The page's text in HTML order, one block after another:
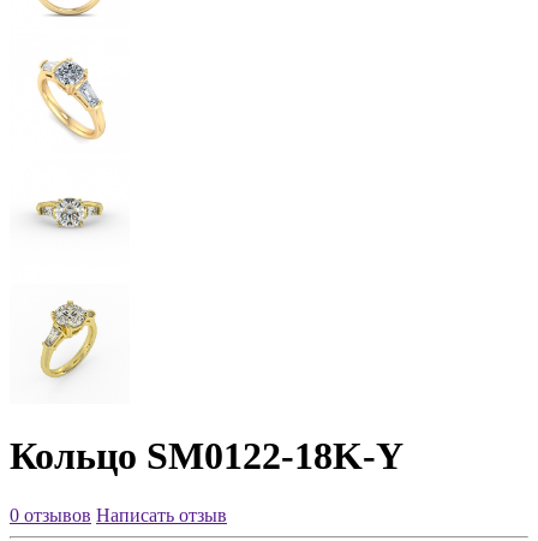
Кольцо SM0122-18K-Y
0 отзывов Написать отзыв